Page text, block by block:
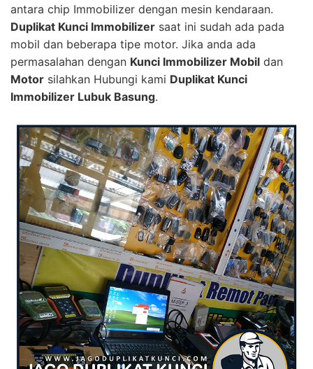
antara chip Immobilizer dengan mesin kendaraan.
Duplikat Kunci Immobilizer saat ini sudah ada pada
mobil dan beberapa tipe motor. Jika anda ada
permasalahan dengan Kunci Immobilizer Mobil dan
Motor silahkan Hubungi kami Duplikat Kunci
Immobilizer Lubuk Basung.